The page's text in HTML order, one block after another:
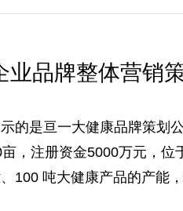
业品牌整体营销
的是亘一大健康品牌策划
，注册资金5000万元，
100 吨大健康产品的产能